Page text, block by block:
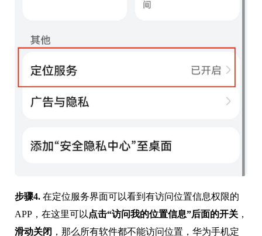
步骤4. 在定位服务界面可以看到有访问位置信息权限的
APP，在这里可以 点击“访问我的位置信息”后面的开关 ，
滑动关闭 ，那么所有软件都不能访问位置，华为手机定